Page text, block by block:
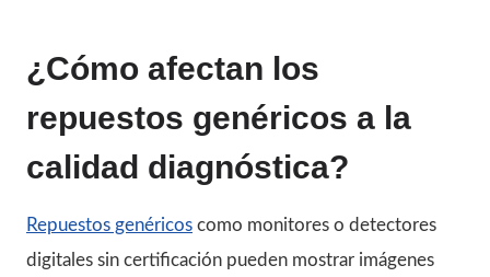
¿Cómo afectan los
repuestos genéricos a la
calidad diagnóstica?
Repuestos genéricos como monitores o detectores
digitales sin certificación pueden mostrar imágenes